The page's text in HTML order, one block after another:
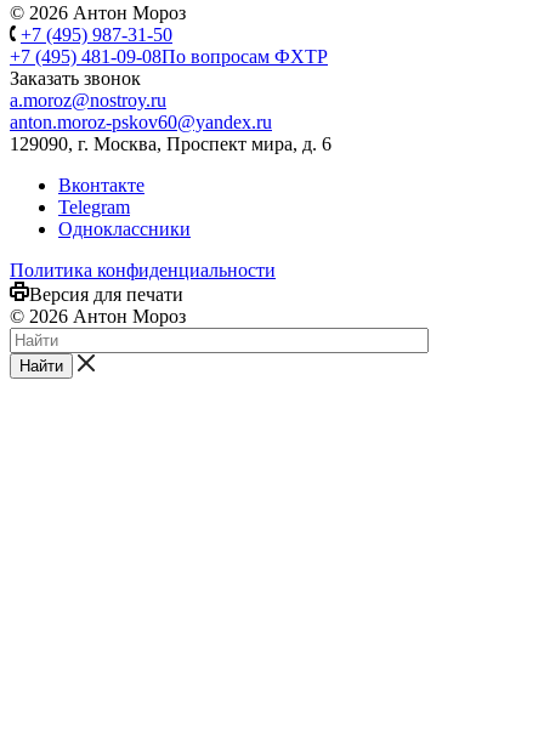
© 2026 Антон Мороз
+7 (495) 987-31-50
+7 (495) 481-09-08По вопросам ФХТР
Заказать звонок
a.moroz@nostroy.ru
anton.moroz-pskov60@yandex.ru
129090, г. Москва, Проспект мира, д. 6
Вконтакте
Telegram
Одноклассники
Политика конфиденциальности
Версия для печати
© 2026 Антон Мороз
Найти